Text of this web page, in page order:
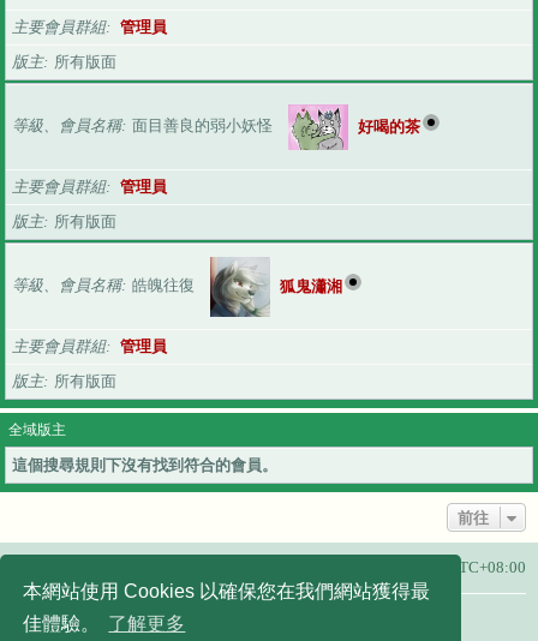
本網站使用 Cookies 以確保您在我們網站獲得最
佳體驗。
了解更多
主要會員群組
管理員
版主
所有版面
等級、會員名稱 面目善良的弱小妖怪 好喝的茶
主要會員群組
管理員
版主
所有版面
等級、會員名稱 皓魄往復 狐鬼瀟湘
主要會員群組
管理員
版主
所有版面
全域版主
這個搜尋規則下沒有找到符合的會員。
前往
UTC+08:00
友站連結：